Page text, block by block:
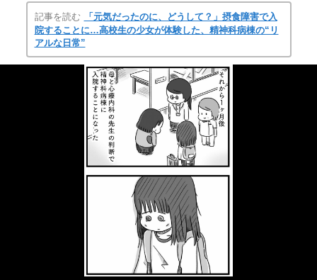
記事を読む
「元気だったのに、どうして？」摂食障害で入
院することに…高校生の少女が体験した、精神科病棟の“リ
アルな日常”